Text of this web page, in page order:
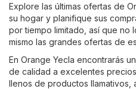
Explore las últimas ofertas de
su hogar y planifique sus
por tiempo limitado, así que no
mismo las grandes ofertas de
En Orange Yecla encontrarás
de calidad a excelentes
llenos de productos